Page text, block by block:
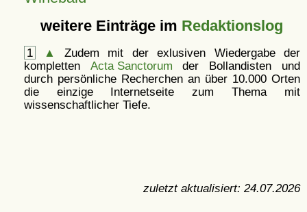
weitere Einträge im Redaktionslog
1 ▲
Zudem mit der exlusiven Wiedergabe der
kompletten Acta Sanctorum der Bollandisten und
durch persönliche Recherchen an über 10.000 Orten
die einzige Internetseite zum Thema mit
wissenschaftlicher Tiefe.
zuletzt aktualisiert: 24.07.2026